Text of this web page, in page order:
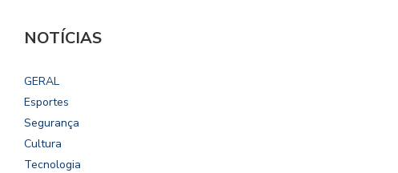
NOTÍCIAS
GERAL
Esportes
Segurança
Cultura
Tecnologia